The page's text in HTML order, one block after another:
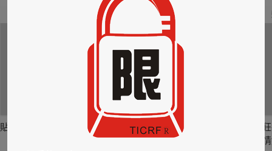
貼身剪裁II：如癮
3
貼心情婦～魅惑之
六
情竊竹心～魅惑之
四